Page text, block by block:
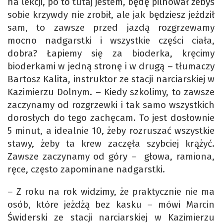
sobie krzywdy nie zrobił, ale jak będziesz jeździł
sam, to zawsze przed jazdą rozgrzewamy
mocno nadgarstki i wszystkie części ciała,
dobra? Łapiemy się za bioderka, kręcimy
bioderkami w jedną stronę i w drugą – tłumaczy
Bartosz Kalita, instruktor ze stacji narciarskiej w
Kazimierzu Dolnym. – Kiedy szkolimy, to zawsze
zaczynamy od rozgrzewki i tak samo wszystkich
dorosłych do tego zachęcam. To jest dosłownie
5 minut, a idealnie 10, żeby rozruszać wszystkie
stawy, żeby ta krew zaczęła szybciej krążyć.
Zawsze zaczynamy od góry – głowa, ramiona,
ręce, często zapominane nadgarstki.
– Z roku na rok widzimy, że praktycznie nie ma
osób, które jeżdżą bez kasku – mówi Marcin
Świderski ze stacji narciarskiej w Kazimierzu